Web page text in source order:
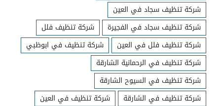
شركة تنظيف سجاد في العين
شركة تنظيف سجاد في الفجيرة
شركة تنظيف فلل
شركة تنظيف فلل في العين
شركة تنظيف في ابوظبي
شركة تنظيف في الرحمانية الشارقة
شركة تنظيف في السيوح الشارقة
شركة تنظيف في الشارقة
شركة تنظيف في العين